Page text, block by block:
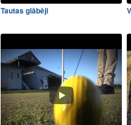
Tautas glābēji